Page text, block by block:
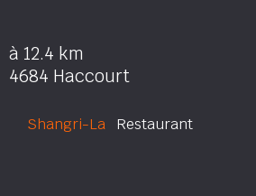
à 12.4 km
4684 Haccourt
Shangri-La Restaurant